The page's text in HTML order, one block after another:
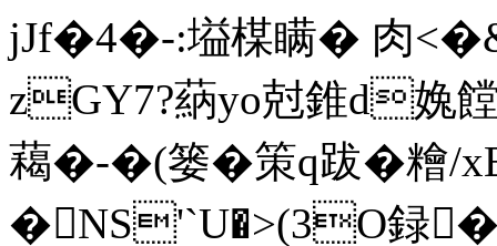
jJf�4�-:塧楳瞒� 肉
zGY7?蒳yo尅錐d婏
藒�-�(篓�策q跋� 糩
�NS'`U�>(3O録